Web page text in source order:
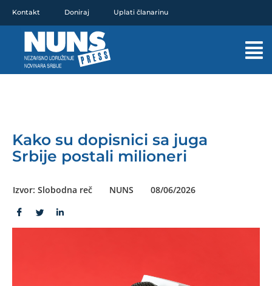
sadržaj
Kontakt Doniraj Uplati članarinu
Kako su dopisnici sa juga
Srbije postali milioneri
Izvor: Slobodna reč NUNS 08/06/2026